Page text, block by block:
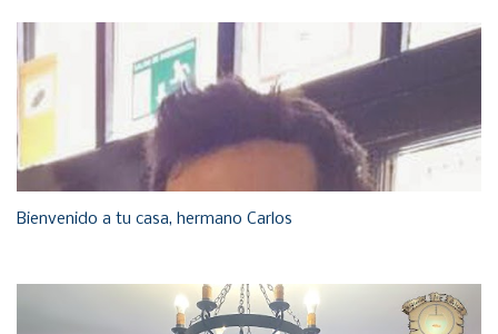
Bienvenido a tu casa, hermano Carlos